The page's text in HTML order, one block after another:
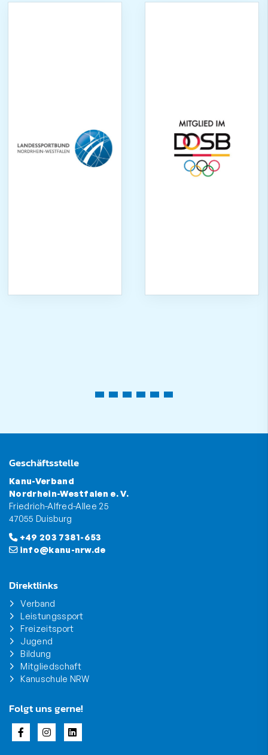
Geschäftsstelle
Kanu-Verband
Nordrhein-Westfalen e. V.
Friedrich-Alfred-Allee 25
47055 Duisburg
+49 203 7381-653
info@kanu-nrw.de
Direktlinks
Verband
Leistungssport
Freizeitsport
Jugend
Bildung
Mitgliedschaft
Kanuschule NRW
Folgt uns gerne!